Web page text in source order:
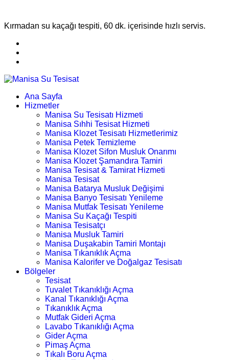
Kırmadan su kaçağı tespiti, 60 dk. içerisinde hızlı servis.
Ana Sayfa
Hizmetler
Manisa Su Tesisatı Hizmeti
Manisa Sıhhi Tesisat Hizmeti
Manisa Klozet Tesisatı Hizmetlerimiz
Manisa Petek Temizleme
Manisa Klozet Sifon Musluk Onarımı
Manisa Klozet Şamandıra Tamiri
Manisa Tesisat & Tamirat Hizmeti
Manisa Tesisat
Manisa Batarya Musluk Değişimi
Manisa Banyo Tesisatı Yenileme
Manisa Mutfak Tesisatı Yenileme
Manisa Su Kaçağı Tespiti
Manisa Tesisatçı
Manisa Musluk Tamiri
Manisa Duşakabin Tamiri Montajı
Manisa Tıkanıklık Açma
Manisa Kalorifer ve Doğalgaz Tesisatı
Bölgeler
Tesisat
Tuvalet Tıkanıklığı Açma
Kanal Tıkanıklığı Açma
Tıkanıklık Açma
Mutfak Gideri Açma
Lavabo Tıkanıklığı Açma
Gider Açma
Pimaş Açma
Tıkalı Boru Açma